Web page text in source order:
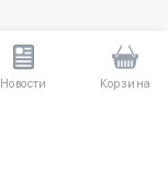
Новости Корзина